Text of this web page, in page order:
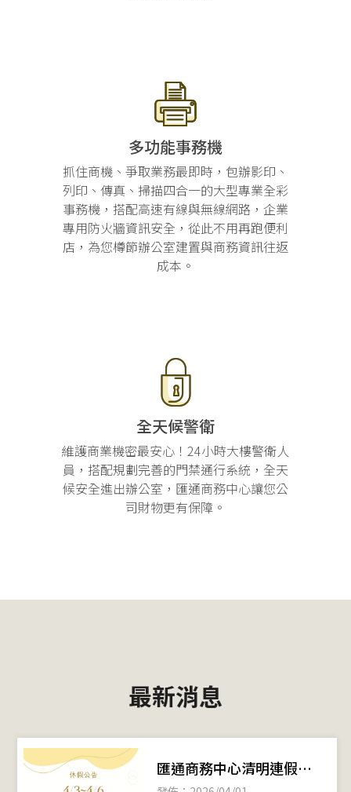
多功能事務機
抓住商機、爭取業務最即時，包辦影印、
列印、傳真、掃描四合一的大型專業全彩
事務機，搭配高速有線與無線網路，企業
專用防火牆資訊安全，從此不用再跑便利
店，為您樽節辦公室建置與商務資訊往返
成本。
全天候警衛
維護商業機密最安心！24小時大樓警衛人
員，搭配規劃完善的門禁通行系統，全天
候安全進出辦公室，匯通商務中心讓您公
司財物更有保障。
最新消息
匯通商務中心清明連假休